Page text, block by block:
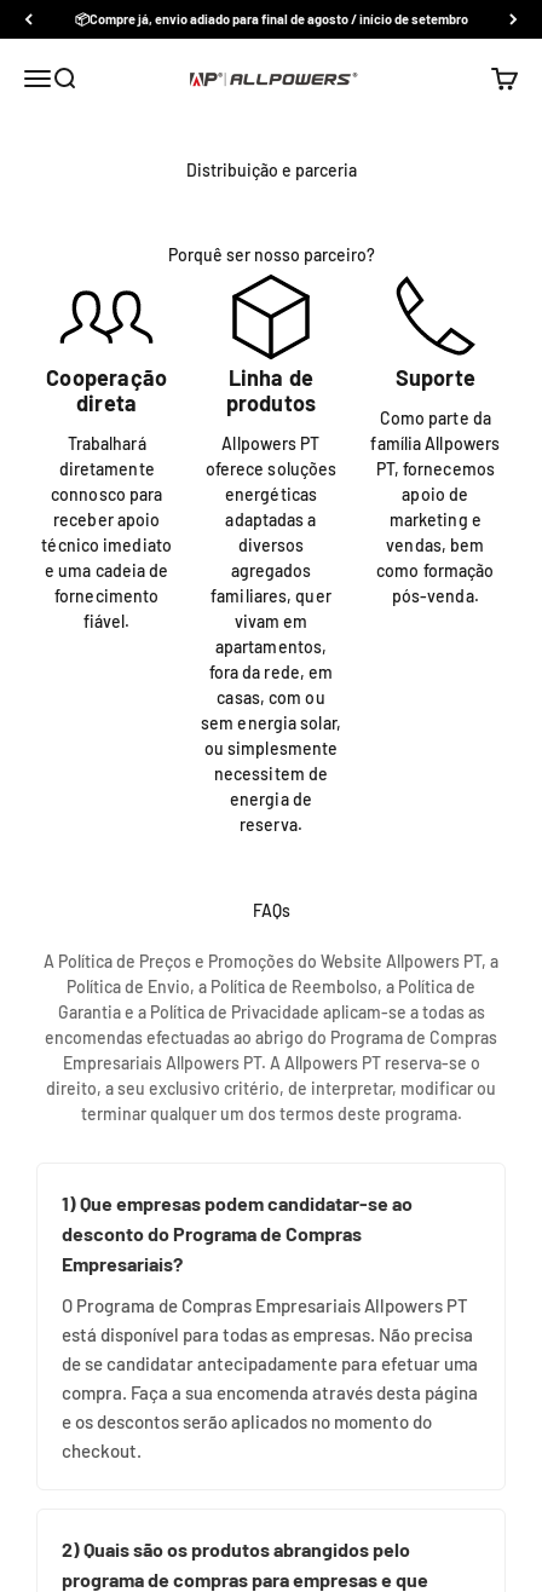
Pular para o conteúdo📦Compre já, envio adiado para final de agosto / início de setembro
Abrir menu de navegação
Abrir pesquisa Allpowers Portugal Abrir
Distribuição e parceria
Porquê ser nosso parceiro?
Cooperação
direta
Trabalhará
diretamente
connosco para
receber apoio
técnico imediato
e uma cadeia de
fornecimento
fiável.
Linha de
produtos
Allpowers PT
oferece soluções
energéticas
adaptadas a
diversos
agregados
familiares, quer
vivam em
apartamentos,
fora da rede, em
casas, com ou
sem energia solar,
ou simplesmente
necessitem de
energia de
reserva.
Suporte
Como parte da
família Allpowers
PT, fornecemos
apoio de
marketing e
vendas, bem
como formação
pós-venda.
FAQs
A Política de Preços e Promoções do Website Allpowers PT, a
Política de Envio, a Política de Reembolso, a Política de
Garantia e a Política de Privacidade aplicam-se a todas as
encomendas efectuadas ao abrigo do Programa de Compras
Empresariais Allpowers PT. A Allpowers PT reserva-se o
direito, a seu exclusivo critério, de interpretar, modificar ou
terminar qualquer um dos termos deste programa.
1) Que empresas podem candidatar-se ao
desconto do Programa de Compras
Empresariais?
O Programa de Compras Empresariais Allpowers PT
está disponível para todas as empresas. Não precisa
de se candidatar antecipadamente para efetuar uma
compra. Faça a sua encomenda através desta página
e os descontos serão aplicados no momento do
checkout.
2) Quais são os produtos abrangidos pelo
programa de compras para empresas e que